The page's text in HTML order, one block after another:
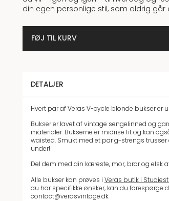
din egen personlige stil, som aldrig går
FØJ TIL KURV
DETALJER
Hvert par af Veras V-cycle blonde bukser er
Bukser er lavet af vintage sengelinned og
materialer. Bukserne er midrise fit og kan
waisted. Smukt med et par g-strengs
under!
Del dem med din kæreste, mor, bror og elsk
Alle bukser kan prøves i Veras butik i
du har specifikke ønsker, kan du forespørge
contact@verasvintage.dk